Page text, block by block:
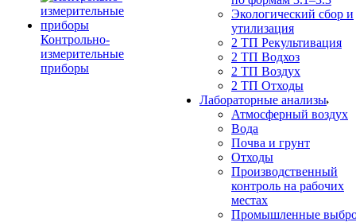
Контрольно-
измерительные
приборы
Экологический сбор и
утилизация
2 ТП Рекультивация
2 ТП Водхоз
2 ТП Воздух
2 ТП Отходы
Лабораторные анализы
Атмосферный воздух
Вода
Почва и грунт
Отходы
Производственный
контроль на рабочих
местах
Промышленные